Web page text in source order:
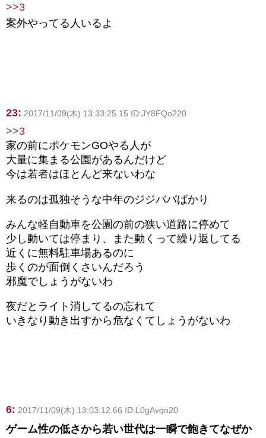
>>3
案外やってる人いるよ
23: 2017/11/09(木) 13:33:25.15 ID:JY8FQo220
>>3
家の前にポケモンGOやる人が
大量に集まる公園があるんだけど
今は若者はほとんど来ないわな
来るのは孤独そうな中年のジジババばかり
みんな軽自動車を公園の前の狭い道路に停めて
少し動いては停まり、また動くって繰り返してる
近くに無料駐車場あるのに
歩くのが面倒くさいんだろう
邪魔でしょうがないわ
夜だとライト消してるの忘れて
いきなり動き出すから危なくてしょうがないわ
6: 2017/11/09(木) 13:03:12.66 ID:L0gAvqo20
ゲーム性の低さから若い世代は一瞬で飽きてなぜか